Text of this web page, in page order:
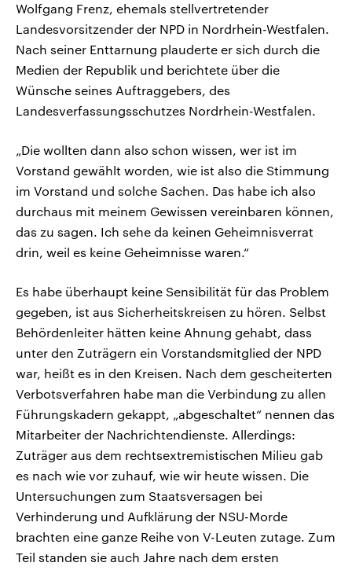
Wolfgang Frenz, ehemals stellvertretender
Landesvorsitzender der NPD in Nordrhein-Westfalen.
Nach seiner Enttarnung plauderte er sich durch die
Medien der Republik und berichtete über die
Wünsche seines Auftraggebers, des
Landesverfassungsschutzes Nordrhein-Westfalen.
„Die wollten dann also schon wissen, wer ist im
Vorstand gewählt worden, wie ist also die Stimmung
im Vorstand und solche Sachen. Das habe ich also
durchaus mit meinem Gewissen vereinbaren können,
das zu sagen. Ich sehe da keinen Geheimnisverrat
drin, weil es keine Geheimnisse waren.“
Es habe überhaupt keine Sensibilität für das Problem
gegeben, ist aus Sicherheitskreisen zu hören. Selbst
Behördenleiter hätten keine Ahnung gehabt, dass
unter den Zuträgern ein Vorstandsmitglied der NPD
war, heißt es in den Kreisen. Nach dem gescheiterten
Verbotsverfahren habe man die Verbindung zu allen
Führungskadern gekappt, „abgeschaltet“ nennen das
Mitarbeiter der Nachrichtendienste. Allerdings:
Zuträger aus dem rechtsextremistischen Milieu gab
es nach wie vor zuhauf, wie wir heute wissen. Die
Untersuchungen zum Staatsversagen bei
Verhinderung und Aufklärung der NSU-Morde
brachten eine ganze Reihe von V-Leuten zutage. Zum
Teil standen sie auch Jahre nach dem ersten